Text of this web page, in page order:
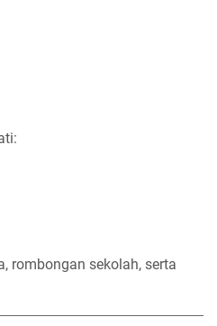
rombongan sekolah, serta